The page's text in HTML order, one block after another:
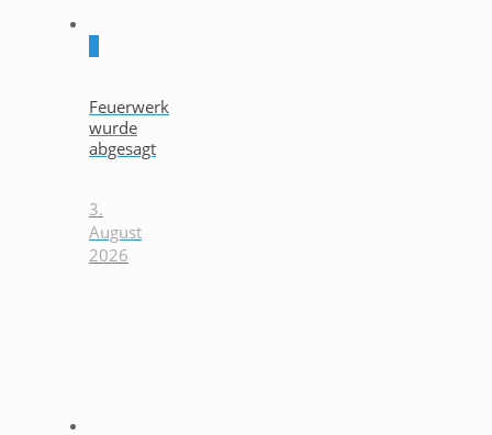
Feuerwerk
wurde
abgesagt
3.
August
2026